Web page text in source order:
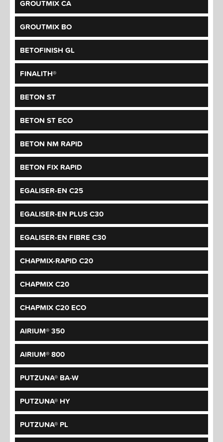
GROUTMIX CA
GROUTMIX BO
BETOFINISH GL
FINALITH®
BETON ST
BETON ST ECO
BETON NM RAPID
BETON FIX RAPID
EGALISER-EN C25
EGALISER-EN PLUS C30
EGALISER-EN FIBRE C30
CHAPMIX-RAPID C20
CHAPMIX C20
CHAPMIX C20 ECO
AIRIUM® 350
AIRIUM® 800
PUTZUNA® BA-W
PUTZUNA® HY
PUTZUNA® PL